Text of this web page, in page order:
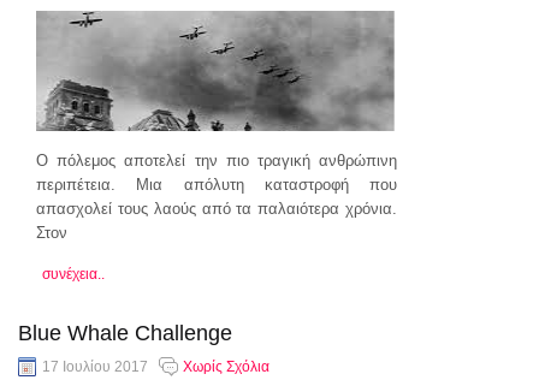
Ο πόλεμος αποτελεί την πιο τραγική ανθρώπινη
περιπέτεια. Μια απόλυτη καταστροφή που
απασχολεί τους λαούς από τα παλαιότερα χρόνια.
Στον
συνέχεια..
Blue Whale Challenge
17 Ιουλίου 2017 Χωρίς Σχόλια